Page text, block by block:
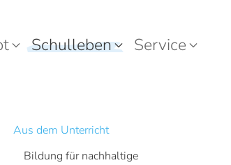
Schulleben Service
Aus dem Unterricht
Bildung für nachhaltige